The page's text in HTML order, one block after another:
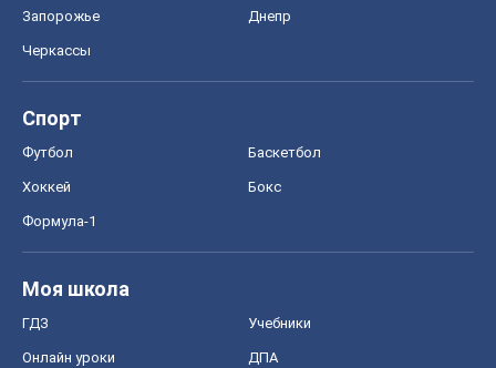
Запорожье Днепр
Черкассы
Спорт
Футбол Баскетбол
Хоккей Бокс
Формула-1
Моя школа
ГДЗ Учебники
Онлайн уроки ДПА